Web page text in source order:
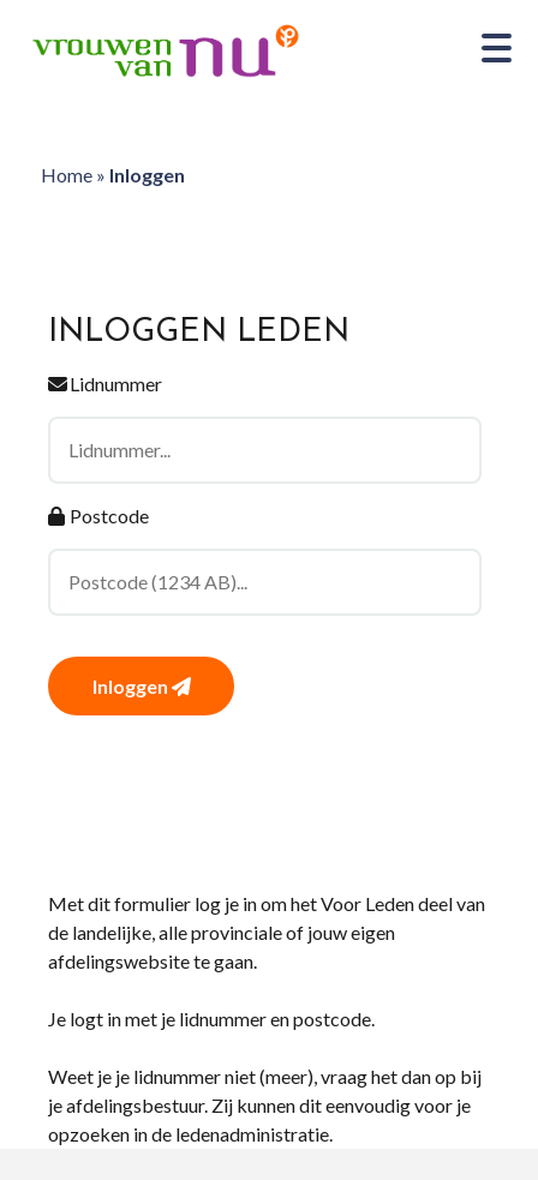
Home» Inloggen
INLOGGEN LEDEN
Lidnummer
Postcode
Inloggen
Met dit formulier log je in om het Voor Leden deel van
de landelijke, alle provinciale of jouw eigen
afdelingswebsite te gaan.
Je logt in met je lidnummer en postcode.
Weet je je lidnummer niet (meer), vraag het dan op bij
je afdelingsbestuur. Zij kunnen dit eenvoudig voor je
opzoeken in de ledenadministratie.